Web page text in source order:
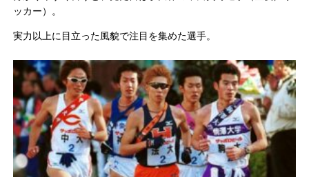
ッカー）。
実力以上に目立った風貌で注目を集めた選手。